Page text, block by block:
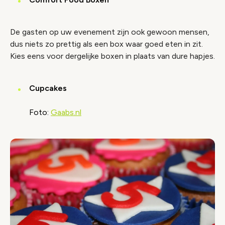
De gasten op uw evenement zijn ook gewoon mensen,
dus niets zo prettig als een box waar goed eten in zit.
Kies eens voor dergelijke boxen in plaats van dure hapjes.
Cupcakes
Foto: Gaabs.nl